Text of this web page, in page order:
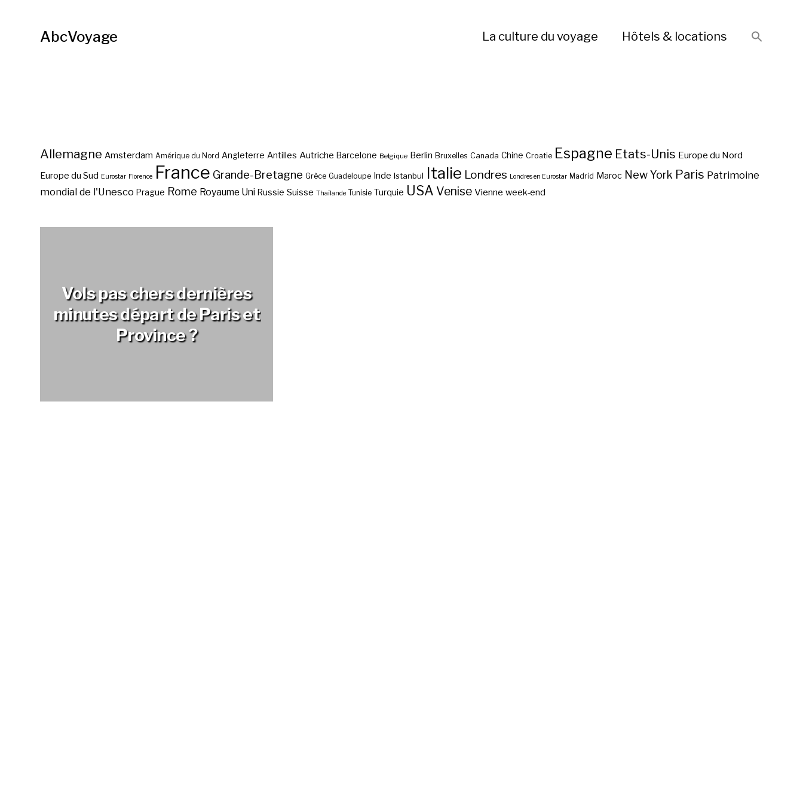
AbcVoyage La culture du voyage Hôtels & locations
Allemagne Amsterdam Amérique du Nord Angleterre Antilles Autriche Barcelone Belgique Berlin Bruxelles Canada Chine Croatie Espagne Etats-Unis Europe du Nord
Europe du Sud Eurostar Florence France Grande-Bretagne Grèce Guadeloupe Inde Istanbul Italie Londres Londres en Eurostar Madrid Maroc New York Paris Patrimoine
mondial de l'Unesco Prague Rome Royaume Uni Russie Suisse Thaïlande Tunisie Turquie USA Venise Vienne week-end
Vols pas chers dernières
minutes départ de Paris et
Province ?